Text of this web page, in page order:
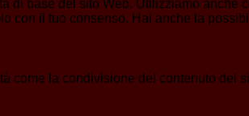
di base del sito Web. Utilizziamo
con il tuo consenso. Hai anche la
come la condivisione del contenuto